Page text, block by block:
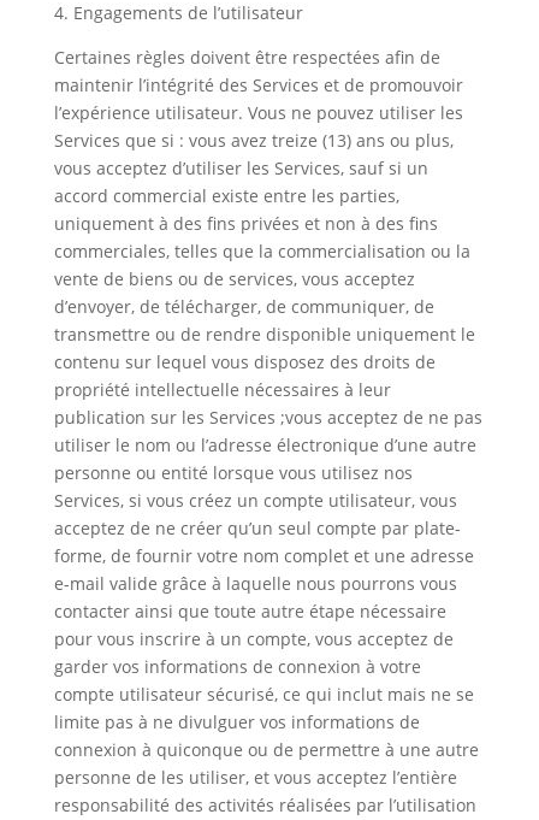
4. Engagements de l’utilisateur
Certaines règles doivent être respectées afin de
maintenir l’intégrité des Services et de promouvoir
l’expérience utilisateur. Vous ne pouvez utiliser les
Services que si : vous avez treize (13) ans ou plus,
vous acceptez d’utiliser les Services, sauf si un
accord commercial existe entre les parties,
uniquement à des fins privées et non à des fins
commerciales, telles que la commercialisation ou la
vente de biens ou de services, vous acceptez
d’envoyer, de télécharger, de communiquer, de
transmettre ou de rendre disponible uniquement le
contenu sur lequel vous disposez des droits de
propriété intellectuelle nécessaires à leur
publication sur les Services ;vous acceptez de ne pas
utiliser le nom ou l’adresse électronique d’une autre
personne ou entité lorsque vous utilisez nos
Services, si vous créez un compte utilisateur, vous
acceptez de ne créer qu’un seul compte par plate-
forme, de fournir votre nom complet et une adresse
e-mail valide grâce à laquelle nous pourrons vous
contacter ainsi que toute autre étape nécessaire
pour vous inscrire à un compte, vous acceptez de
garder vos informations de connexion à votre
compte utilisateur sécurisé, ce qui inclut mais ne se
limite pas à ne divulguer vos informations de
connexion à quiconque ou de permettre à une autre
personne de les utiliser, et vous acceptez l’entière
responsabilité des activités réalisées par l’utilisation